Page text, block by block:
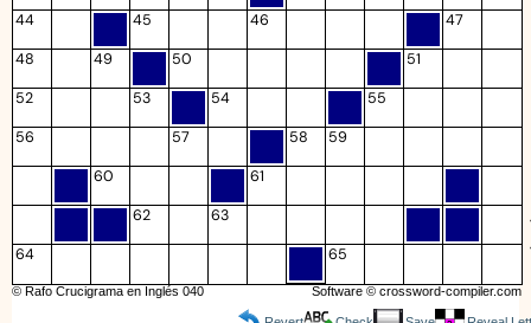
44 45 46 47
48 49 50 51
52 53 54 55
56 57 58 59
60 61
62 63
64 65
© Rafo Crucigrama en Inglés 040 Software © crossword-compiler.com